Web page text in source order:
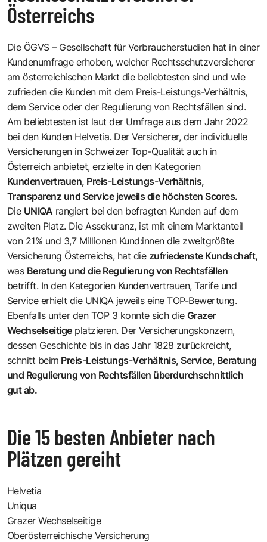
Österreichs
Die ÖGVS – Gesellschaft für Verbraucherstudien hat in einer
Kundenumfrage erhoben, welcher Rechtsschutzversicherer
am österreichischen Markt die beliebtesten sind und wie
zufrieden die Kunden mit dem Preis-Leistungs-Verhältnis,
dem Service oder der Regulierung von Rechtsfällen sind.
Am beliebtesten ist laut der Umfrage aus dem Jahr 2022
bei den Kunden Helvetia. Der Versicherer, der individuelle
Versicherungen in Schweizer Top-Qualität auch in
Österreich anbietet, erzielte in den Kategorien
Kundenvertrauen, Preis-Leistungs-Verhältnis,
Transparenz und Service jeweils die höchsten Scores.
Die UNIQA rangiert bei den befragten Kunden auf dem
zweiten Platz. Die Assekuranz, ist mit einem Marktanteil
von 21% und 3,7 Millionen Kund:innen die zweitgrößte
Versicherung Österreichs, hat die zufriedenste Kundschaft,
was Beratung und die Regulierung von Rechtsfällen
betrifft. In den Kategorien Kundenvertrauen, Tarife und
Service erhielt die UNIQA jeweils eine TOP-Bewertung.
Ebenfalls unter den TOP 3 konnte sich die Grazer
Wechselseitige platzieren. Der Versicherungskonzern,
dessen Geschichte bis in das Jahr 1828 zurückreicht,
schnitt beim Preis-Leistungs-Verhältnis, Service, Beratung
und Regulierung von Rechtsfällen überdurchschnittlich
gut ab.
Die 15 besten Anbieter nach
Plätzen gereiht
Helvetia
Uniqua
Grazer Wechselseitige
Oberösterreichische Versicherung